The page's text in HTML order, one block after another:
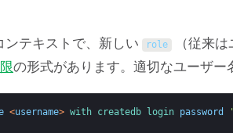
ンテキストで、新しい role （従来は
の形式があります。適切なユーザ
<username> with createdb login password